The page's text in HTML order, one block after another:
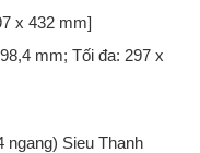
x 432 mm]
mm; Tối đa: 297 x
ngang) Sieu Thanh